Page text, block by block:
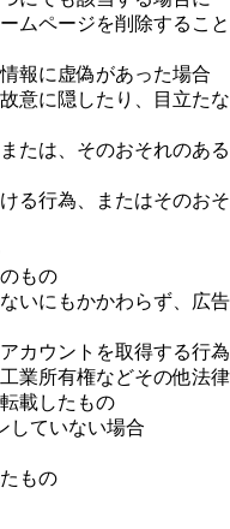
ムページを削除すること
報に虚偽があった場合
意に隠したり、目立たな
たは、そのおそれのある
る行為、またはそのおそ
もの
いにもかかわらず、広告
カウントを取得する行為
業所有権などその他法律
載したもの
していない場合
もの